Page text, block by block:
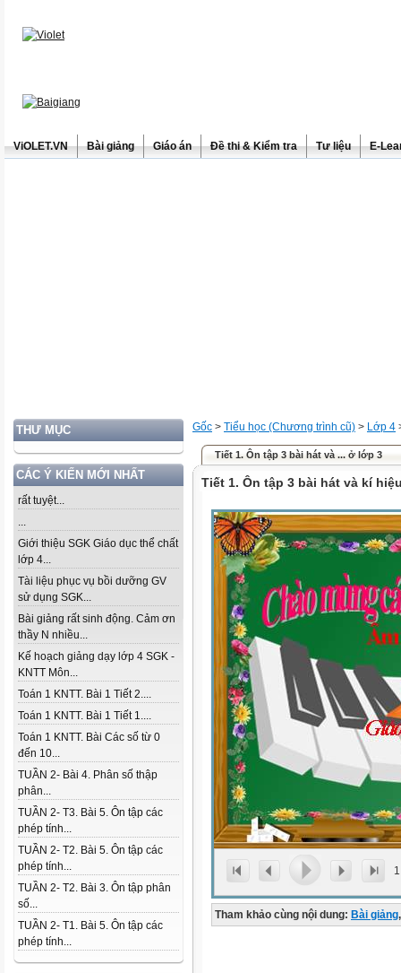
ViOLET.VN Bài giảng Giáo án Đề thi & Kiểm tra Tư liệu E-
THƯ MỤC
CÁC Ý KIẾN MỚI NHẤT
rất tuyệt...
...
Giới thiệu SGK Giáo dục thể chất
lớp 4...
Tài liệu phục vụ bồi dưỡng GV
sử dụng SGK...
Bài giảng rất sinh động. Cảm ơn
thầy N nhiều...
Kế hoạch giảng dạy lớp 4 SGK -
KNTT Môn...
Toán 1 KNTT. Bài 1 Tiết 2....
Toán 1 KNTT. Bài 1 Tiết 1....
Toán 1 KNTT. Bài Các số từ 0
đến 10...
TUẦN 2- Bài 4. Phân số thập
phân...
TUẦN 2- T3. Bài 5. Ôn tập các
phép tính...
TUẦN 2- T2. Bài 5. Ôn tập các
phép tính...
TUẦN 2- T2. Bài 3. Ôn tập phân
số...
TUẦN 2- T1. Bài 5. Ôn tập các
phép tính...
Gốc > Tiểu học (Chương trình cũ) > Lớp 4
Tiết 1. Ôn tập 3 bài hát và ... ở lớp 3
Tiết 1. Ôn tập 3 bài hát và kí
1
Tham khảo cùng nội dung: Bài giảng,